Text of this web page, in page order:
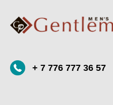
+ 7 776 777 36 57